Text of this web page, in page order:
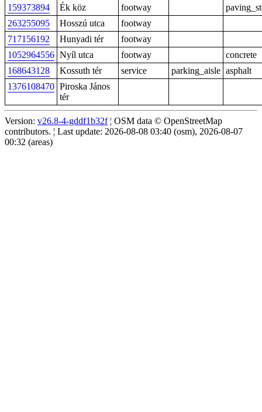
159373894 Ék köz footway
263255095
Hosszú utca
footway
717156192
Hunyadi tér
footway
1052964556 Nyíl utca footway
concrete
168643128
Kossuth tér service parking_aisle asphalt
1376108470 Piroska János
tér
Version: v26.8-4-gddf1b32f¦ OSM data © OpenStreetMap
contributors. ¦ Last update: 2026-08-08 03:40 (osm), 2026-08-07
00:32 (areas)